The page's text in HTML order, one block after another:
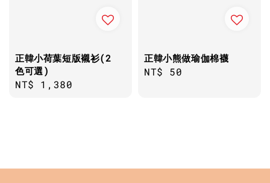
正韓小荷葉短版襯衫(2
色可選)
Regular
NT$ 1,380
正韓小熊做瑜伽棉襪
Regular
NT$ 50